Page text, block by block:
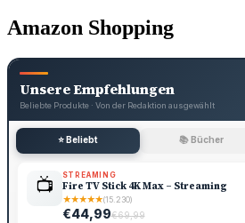
Amazon Shopping
Unsere Empfehlungen
Beliebte Produkte · Von der Redaktion ausgewählt
⭐ Beliebt 📚 Bücher
📺 STREAMING
Fire TV Stick 4K Max – Streaming
★★★★★(15.230)
€44,99€69,99